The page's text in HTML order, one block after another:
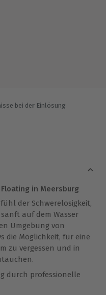
bei der Einlösung
in Meersburg
der Schwerelosigkeit,
auf dem Wasser
Umgebung von
die Möglichkeit, für eine
zu vergessen und in
durch professionelle